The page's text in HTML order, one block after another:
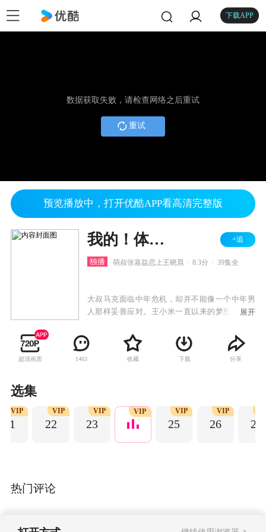
下载APP
数据获取失败，请检查网络之后重试
重试
预览播放中，打开优酷APP看高清完整版
我的！体育老师 TV版 +追
独播 萌叔张嘉益恋上王晓晨 8.3分 39集全
大叔马克面临中年危机，却并不能像一个中年男
人那样妥善应对。王小米一直以来的梦想就是能
的大叔马克就能实现被宠爱的梦想，但她没想到
享受了大叔的成熟和稳定，就要承受他性格中已
经既定无法和自己磨合的部分。除此之外，王小
小后妈的王小米要想得到自己想要的爱情，必须
逐个搞定这些七七八八的障碍，让这些“二手亲
展开
超清画质 1463 收藏 下载 分享
选集
21
VIP
22
VIP
23
VIP VIP
25
VIP
26
VIP
27
热门评论